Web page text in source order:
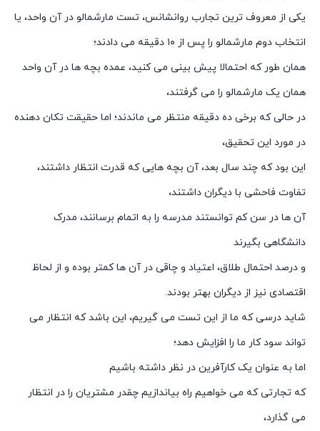
یکی از معروف ترین تجارب روانشانس، تست مارشمالو در آن واحد، یا
انتخاب دوم مارشمالو را پس از ۱۰ دقیقه می دادند؛
همان طور که احتمالا پیش بینی می کنید، عمده بچه ها در آن واحد
همان یک مارشمالو را می گرفتند،
در حالی که برخی ده دقیقه منتظر می ماندند؛ اما حقیقت تکان دهنده
در مورد این تحقیق،
این بود که چند سال بعد، آن بچه هایی که قدرت انتظار داشتند،
تفاوت فاحشی با دیگران داشتند،
آن ها در سن کم توانستند مدرسه را به اتمام برسانند، مدرک
دانشگاهی بگیرند
و درصد احتمال طلاق، اعتیاد و چاقی در آن ها کمتر بوده و از لحاظ
اقتصادی نیز از دیگران بهتر بودند.
شاید درسی که ما از این تست می گیریم، این باشد که انتظار می
تواند سود کار ما را افزایش دهد؛
اما به عنوان یک کارآفرین در نظر داشته باشیم
که تجارتی که می خواهیم راه بیاندازیم چقدر مشتریان را در انتظار
می گذارد،